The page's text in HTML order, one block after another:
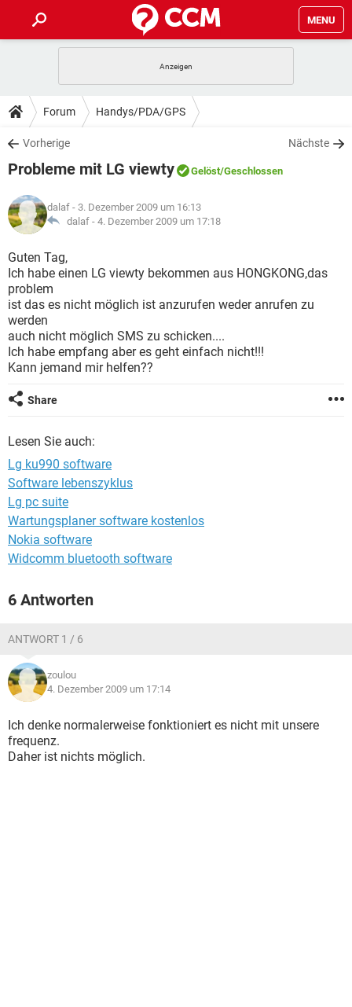
MENU
ANDROID IOS
WINDOWS 10
WHATSAPP TIKTOK
FACEBOOK
TIPPS & TRICKS
SPIELE STREAMING
WHATSAPP TIKTOK
FACEBOOK
DOWNLOADS
SPIELE STREAMING
ANDROID
WINDOWS 10 INSTAGRAM
WHATSAPP
FACEBOOK HARDWARE
SPIELE STREAMING
ANDROID
WINDOWS 10
WHATSAPP
FACEBOOK
LEXIKON
SPIELE
ANDROID IOS
WINDOWS 10 INSTAGRAM
WHATSAPP TIKTOK
FACEBOOK HARDWARE
Forum Handys/PDA/GPS
Vorherige Nächste
Probleme mit LG viewty Gelöst/Geschlossen
dalaf - 3. Dezember 2009 um 16:13
dalaf - 4. Dezember 2009 um 17:18
Guten Tag,
Ich habe einen LG viewty bekommen aus HONGKONG,das
problem
ist das es nicht möglich ist anzurufen weder anrufen zu
werden
auch nicht möglich SMS zu schicken....
Ich habe empfang aber es geht einfach nicht!!!
Kann jemand mir helfen??
Share
Lesen Sie auch:
Lg ku990 software
Software lebenszyklus
Lg pc suite
Wartungsplaner software kostenlos
Nokia software
Widcomm bluetooth software
6 Antworten
ANTWORT 1 / 6
zoulou
4. Dezember 2009 um 17:14
Ich denke normalerweise fonktioniert es nicht mit unsere
frequenz.
Daher ist nichts möglich.